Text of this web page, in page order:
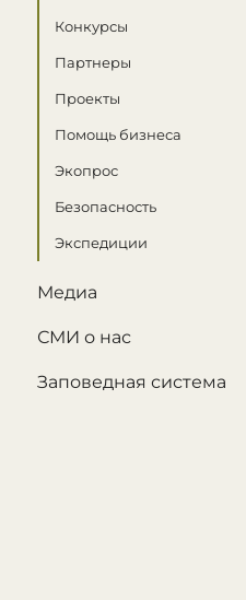
Конкурсы
Партнеры
Проекты
Помощь бизнеса
Экопрос
Безопасность
Экспедиции
Медиа
СМИ о нас
Заповедная система